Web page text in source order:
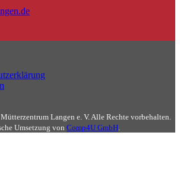
Langen e. V. Alle Rechte vorbehalten.
Umsetzung von Comp4U GmbH.